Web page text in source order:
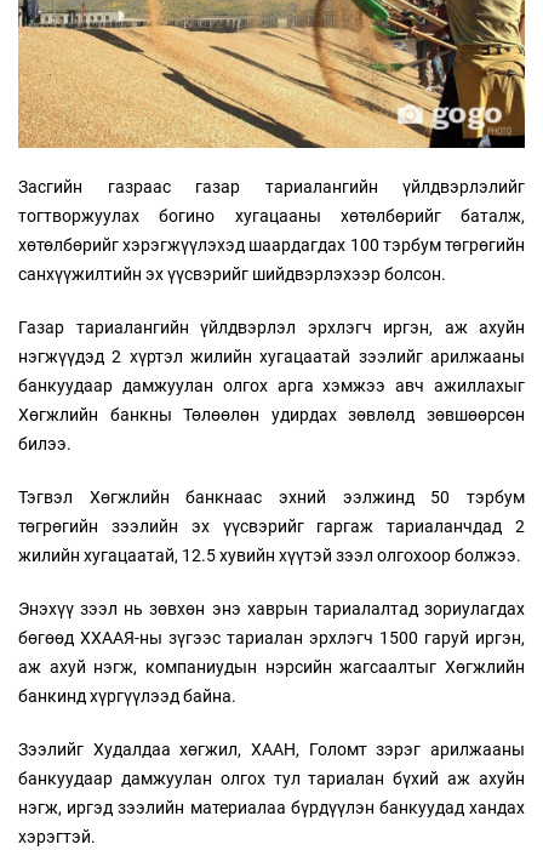
Засгийн газраас газар тариалангийн үйлдвэрлэлийг
тогтворжуулах богино хугацааны хөтөлбөрийг баталж,
хөтөлбөрийг хэрэгжүүлэхэд шаардагдах 100 тэрбум төгрөгийн
санхүүжилтийн эх үүсвэрийг шийдвэрлэхээр болсон.
Газар тариалангийн үйлдвэрлэл эрхлэгч иргэн, аж ахуйн
нэгжүүдэд 2 хүртэл жилийн хугацаатай зээлийг арилжааны
банкуудаар дамжуулан олгох арга хэмжээ авч ажиллахыг
Хөгжлийн банкны Төлөөлөн удирдах зөвлөлд зөвшөөрсөн
билээ.
Тэгвэл Хөгжлийн банкнаас эхний ээлжинд 50 тэрбум
төгрөгийн зээлийн эх үүсвэрийг гаргаж тариаланчдад 2
жилийн хугацаатай, 12.5 хувийн хүүтэй зээл олгохоор болжээ.
Энэхүү зээл нь зөвхөн энэ хаврын тариалалтад зориулагдах
бөгөөд ХХААЯ-ны зүгээс тариалан эрхлэгч 1500 гаруй иргэн,
аж ахуй нэгж, компаниудын нэрсийн жагсаалтыг Хөгжлийн
банкинд хүргүүлээд байна.
Зээлийг Худалдаа хөгжил, ХААН, Голомт зэрэг арилжааны
банкуудаар дамжуулан олгох тул тариалан бүхий аж ахуйн
нэгж, иргэд зээлийн материалаа бүрдүүлэн банкуудад хандах
хэрэгтэй.